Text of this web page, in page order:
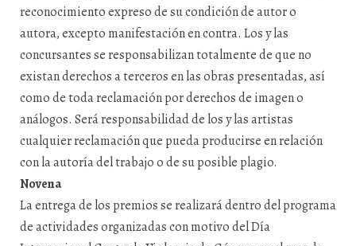
reconocimiento expreso de su condición de autor o
autora, excepto manifestación en contra. Los y las
concursantes se responsabilizan totalmente de que no
existan derechos a terceros en las obras presentadas, así
como de toda reclamación por derechos de imagen o
análogos. Será responsabilidad de los y las artistas
cualquier reclamación que pueda producirse en relación
con la autoría del trabajo o de su posible plagio.
Novena
La entrega de los premios se realizará dentro del programa
de actividades organizadas con motivo del Día